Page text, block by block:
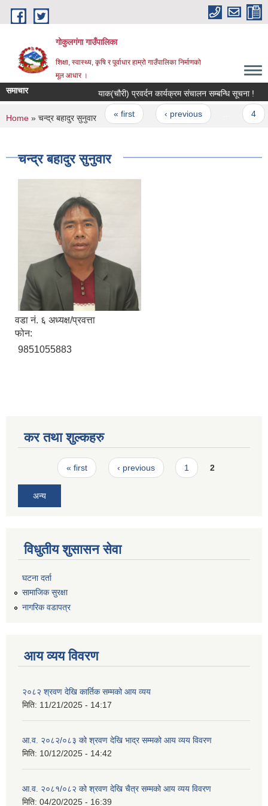
Skip to main content
गोकुलगंगा गाउँपालिका
शिक्षा, स्वास्थ्य, कृषि र पूर्वाधार हाम्रो गाउँपालिका निर्माणको
मूल आधार ।
समाचार याक(चौरी) प्रवर्दन कार्यक्रम संचालन सम्बन्धि सूचना !
Pages
« first ‹ previous
You are here
Home » चन्द्र बहादुर सुनुवार
चन्द्र बहादुर सुनुवार
वडा नं. ६ अध्यक्ष/प्रवत्ता
फोन:
9851055883
कर तथा शुल्कहरु
Pages« first ‹ previous 1 2
अन्य
विधुतीय शुसासन सेवा
घटना दर्ता
सामाजिक सुरक्षा
नागरिक वडापत्र
आय व्यय विवरण
२०८२ श्रवण देखि कार्तिक सम्मको आय व्यय
मिति: 11/21/2025 - 14:17
आ.व. २०८२/०८३ को श्रवण देखि भाद्र सम्मको आय व्यय विवरण
मिति: 10/12/2025 - 14:42
आ.व. २०८१/०८२ को श्रवण देखि चैत्र सम्मको आय व्यय विवरण
मिति: 04/20/2025 - 16:39